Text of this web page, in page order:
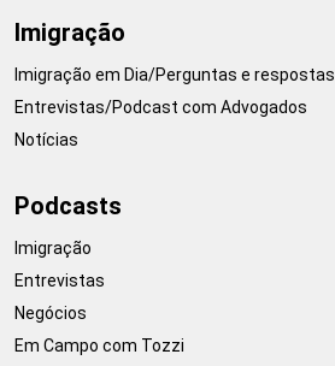
Imigração
Imigração em Dia/Perguntas e respostas
Entrevistas/Podcast com Advogados
Notícias
Podcasts
Imigração
Entrevistas
Negócios
Em Campo com Tozzi